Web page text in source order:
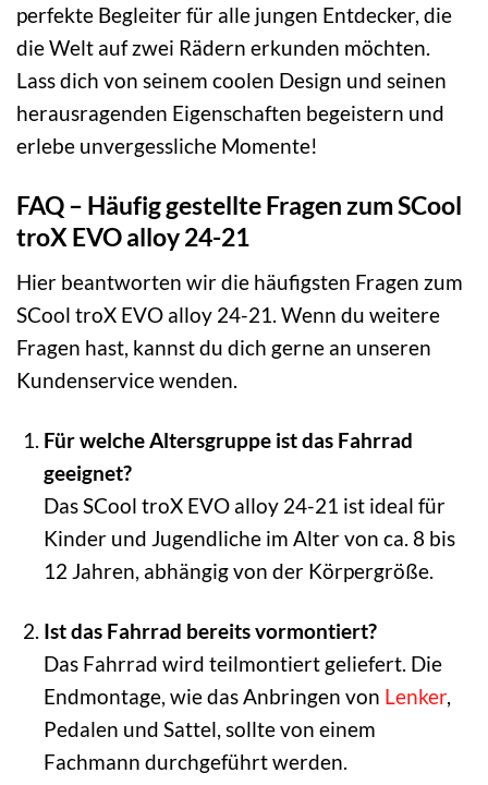
perfekte Begleiter für alle jungen Entdecker, die
die Welt auf zwei Rädern erkunden möchten.
Lass dich von seinem coolen Design und seinen
herausragenden Eigenschaften begeistern und
erlebe unvergessliche Momente!
FAQ – Häufig gestellte Fragen zum SCool
troX EVO alloy 24-21
Hier beantworten wir die häufigsten Fragen zum
SCool troX EVO alloy 24-21. Wenn du weitere
Fragen hast, kannst du dich gerne an unseren
Kundenservice wenden.
Für welche Altersgruppe ist das Fahrrad
geeignet?
Das SCool troX EVO alloy 24-21 ist ideal für
Kinder und Jugendliche im Alter von ca. 8 bis
12 Jahren, abhängig von der Körpergröße.
Ist das Fahrrad bereits vormontiert?
Das Fahrrad wird teilmontiert geliefert. Die
Endmontage, wie das Anbringen von Lenker,
Pedalen und Sattel, sollte von einem
Fachmann durchgeführt werden.